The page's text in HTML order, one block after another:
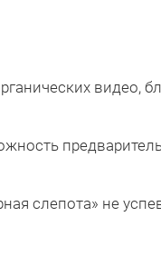
видео,
слепота» не